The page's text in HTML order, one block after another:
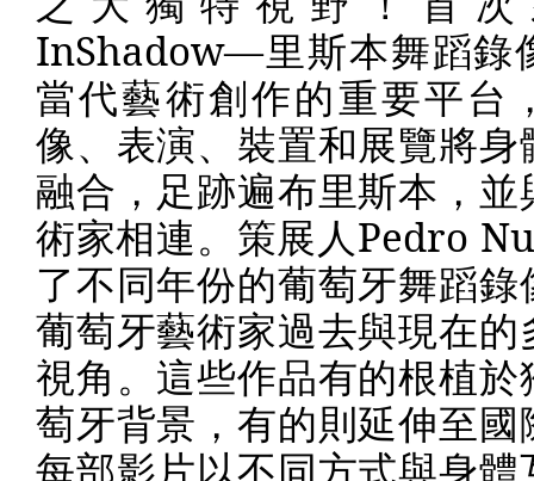
InShadow—里斯本舞蹈錄
當代藝術創作的重要平台
像、表演、裝置和展覽將身
融合，足跡遍布里斯本，並
術家相連。策展人Pedro
了不同年份的葡萄牙舞蹈錄
葡萄牙藝術家過去與現在的
視角。這些作品有的根植於
萄牙背景，有的則延伸至國
每部影片以不同方式與身體